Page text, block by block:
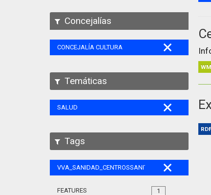
Concejalías
CONCEJALÍA CULTURA
Temáticas
SALUD
Tags
VVA_SANIDAD_CENTROSSANITARIOS_105
1
FEATURES